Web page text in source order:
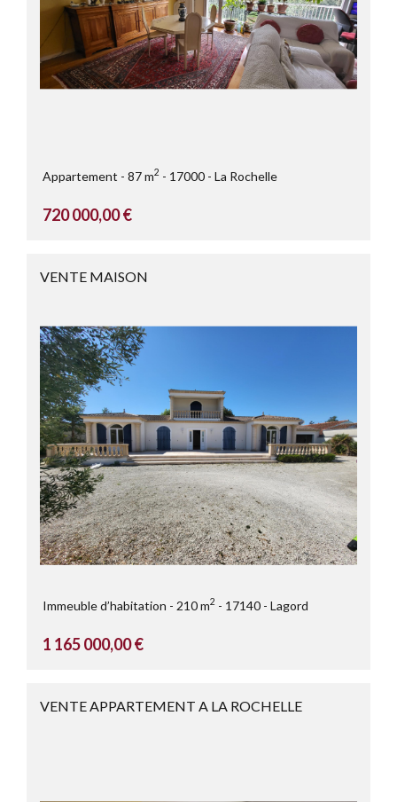
Appartement 87 m2 17000 La Rochelle
720 000,00 €
VENTE MAISON
Immeuble d’habitation 210 m2 17140 Lagord
1 165 000,00 €
VENTE APPARTEMENT A LA ROCHELLE